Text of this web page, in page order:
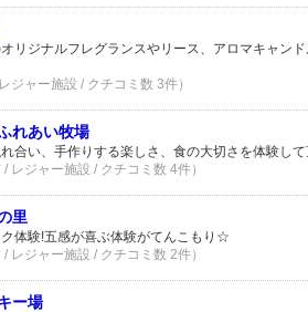
リジナルフレグランスやリース、アロマキャン
ジャー施設 / クチコミ数 3件）
れあい牧場
合い、手作りする楽しさ、食の大切さを体験し
/ レジャー施設 / クチコミ数 4件）
里
体験!五感が喜ぶ体験がてんこもり☆
/ レジャー施設 / クチコミ数 2件）
ー場